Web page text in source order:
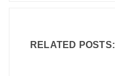
RELATED POSTS: